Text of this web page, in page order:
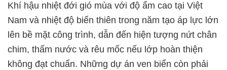
Khí hậu nhiệt đới gió mùa với độ ẩm cao tại Việt
Nam và nhiệt độ biến thiên trong năm tạo áp lực lớn
lên bề mặt công trình, dẫn đến hiện tượng nứt chân
chim, thấm nước và rêu mốc nếu lớp hoàn thiện
không đạt chuẩn. Những dự án ven biển còn phải